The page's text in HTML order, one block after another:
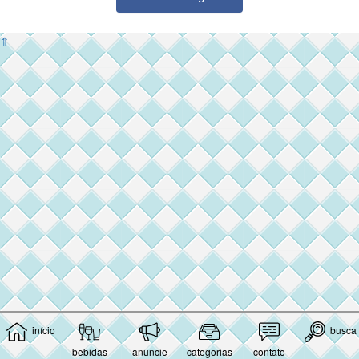
início
bebidas
anuncie categorias contato
busca
⇑